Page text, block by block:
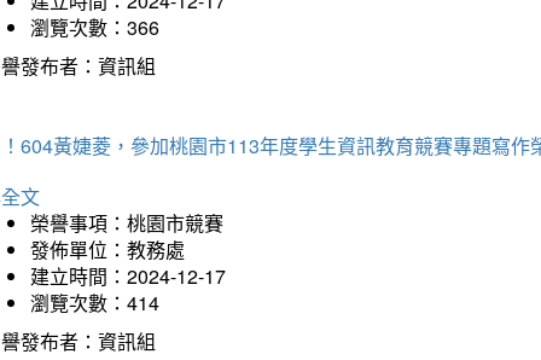
瀏覽次數：366
發布者：資訊組
604黃婕菱，參加桃園市113年度學生資訊教育競賽專題寫作
文
榮譽事項：桃園市競賽
發佈單位：教務處
建立時間：2024-12-17
瀏覽次數：414
發布者：資訊組